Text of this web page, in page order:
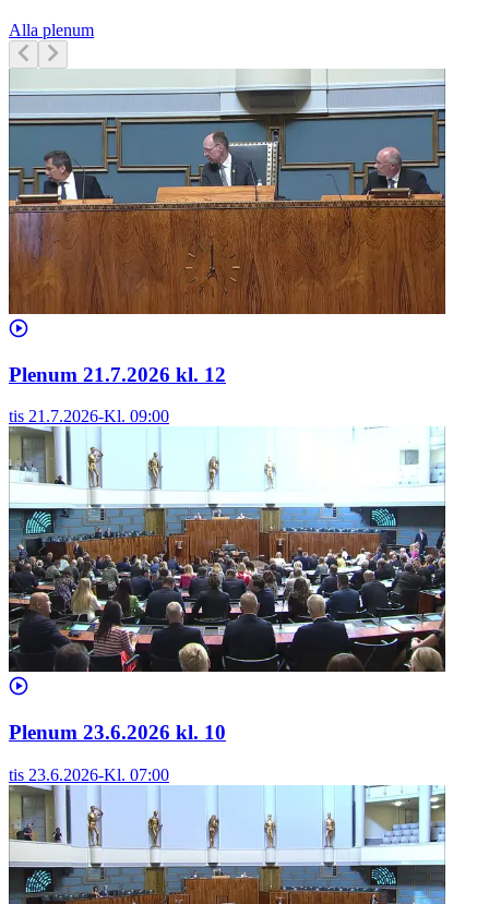
Alla plenum
Plenum 21.7.2026 kl. 12
tis 21.7.2026-Kl. 09:00
Plenum 23.6.2026 kl. 10
tis 23.6.2026-Kl. 07:00